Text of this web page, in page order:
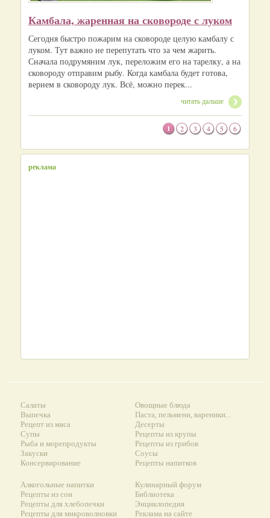
Камбала, жаренная на сковороде с луком
Сегодня быстро пожарим на сковороде целую камбалу с
луком. Тут важно не перепутать что за чем жарить.
Сначала подрумяним лук, переложим его на тарелку, а на
сковороду отправим рыбу. Когда камбала будет готова,
вернем в сковороду лук. Всё, можно перек...
читать дальше
1 2 3 4 5 6
реклама
Салаты
Выпечка
Рецепт из мяса
Супы
Рыба и морепродукты
Закуски
Консервирование
Овощные блюда
Паста, пельмени, вареники...
Десерты
Рецепты из крупы
Рецепты из грибов
Соусы
Рецепты напитков
Алкогольные напитки
Рецепты из сои
Рецепты для хлебопечки
Рецепты для микроволновки
Кулинарный форум
Библиотека
Энциклопедия
Реклама на сайте